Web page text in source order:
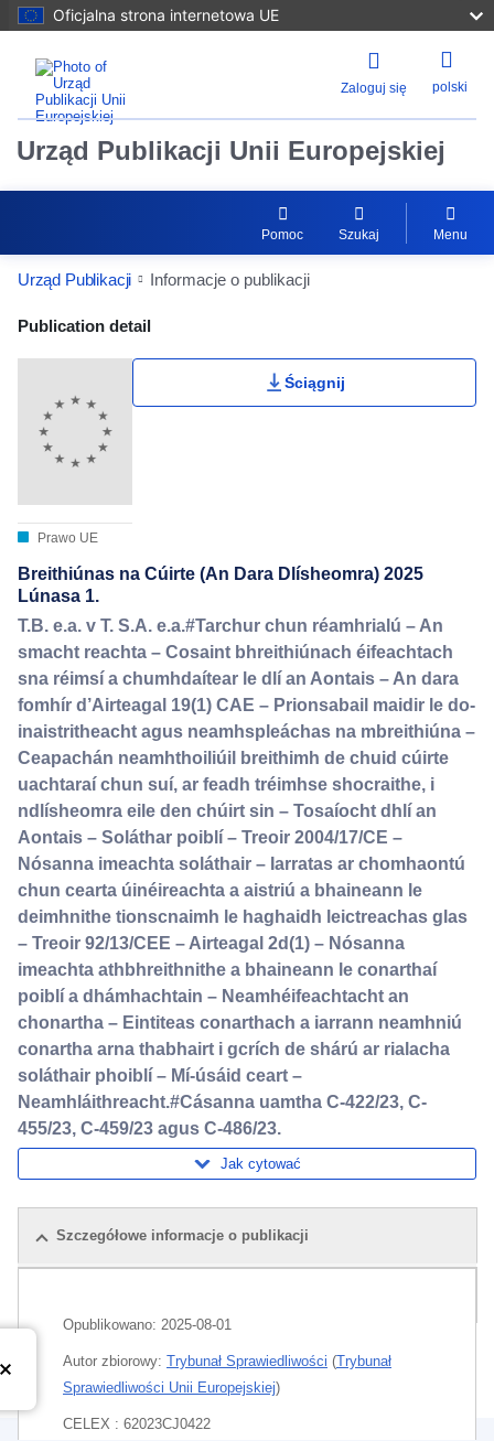
Oficjalna strona internetowa UE
Zaloguj się polski
Urząd Publikacji Unii Europejskiej
Pomoc Szukaj Menu
Urząd Publikacji Informacje o publikacji
Publication Detail Actions Portlet
Publication detail
Prawo UE
Ściągnij
Breithiúnas na Cúirte (An Dara Dlísheomra) 2025
Lúnasa 1.
T.B. e.a. v T. S.A. e.a.#Tarchur chun réamhrialú – An
smacht reachta – Cosaint bhreithiúnach éifeachtach
sna réimsí a chumhdaítear le dlí an Aontais – An dara
fomhír d’Airteagal 19(1) CAE – Prionsabail maidir le do-
inaistritheacht agus neamhspleáchas na mbreithiúna –
Ceapachán neamhthoiliúil breithimh de chuid cúirte
uachtaraí chun suí, ar feadh tréimhse shocraithe, i
ndlísheomra eile den chúirt sin – Tosaíocht dhlí an
Aontais – Soláthar poiblí – Treoir 2004/17/CE –
Nósanna imeachta soláthair – Iarratas ar chomhaontú
chun cearta úinéireachta a aistriú a bhaineann le
deimhnithe tionscnaimh le haghaidh leictreachas glas
– Treoir 92/13/CEE – Airteagal 2d(1) – Nósanna
imeachta athbhreithnithe a bhaineann le conarthaí
poiblí a dhámhachtain – Neamhéifeachtacht an
chonartha – Eintiteas conarthach a iarrann neamhniú
conartha arna thabhairt i gcrích de shárú ar rialacha
soláthair phoiblí – Mí-úsáid ceart –
Neamhláithreacht.#Cásanna uamtha C-422/23, C-
455/23, C-459/23 agus C-486/23.
Jak cytować
Szczegółowe informacje o publikacji
Opublikowano: 2025-08-01
Autor zbiorowy: Trybunał Sprawiedliwości (Trybunał
Sprawiedliwości Unii Europejskiej)
CELEX : 62023CJ0422